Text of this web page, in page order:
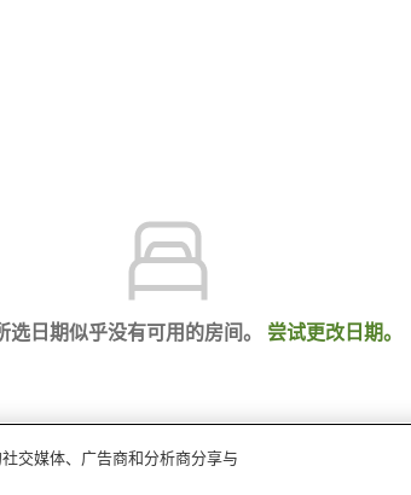
选日期似乎没有可用的房间。 尝试更改日期。
交媒体、广告商和分析商分享与